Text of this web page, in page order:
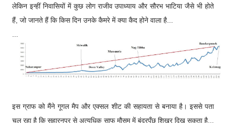
लेकिन इन्हीं निवासियों में कुछ लोग राजीव उपाध्याय और सौरभ भाटिया जैसे भी होते
हैं, जो जानते हैं कि किस दिन उनके कैमरे में क्या कैद होने वाला है...
इस ग्राफ को मैंने गूगल मैप और एक्सल शीट की सहायता से बनाया है। इससे पता
चल रहा है कि सहारनपुर से अत्यधिक साफ मौसम में बंदरपूँछ शिखर दिख सकता है...